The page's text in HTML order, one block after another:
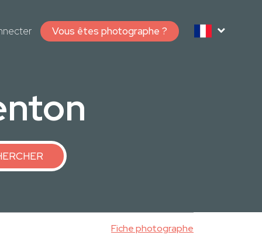
Vous êtes photographe ?
Fiche photographe